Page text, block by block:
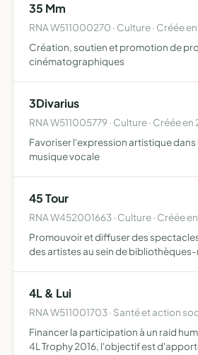
35 Mm
RNA W511000270 · Culture · Créée
Création, soutien et promotion de
cinématographiques
3Divarius
RNA W511005779 · Culture · Créée
Favoriser l'expression artistique dans
musique vocale
45 Tour
RNA W452001663 · Culture · Créée
Promouvoir et diffuser des
des artistes au sein de
4L & Lui
RNA W511001703 · Santé et action
Financer la participation à un raid
4L Trophy 2016, l'objectif est